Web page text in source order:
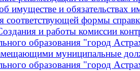
имуществе и обязательствах
соответствующей формы
и работы комиссии
образования "город
муниципальные
образования "город